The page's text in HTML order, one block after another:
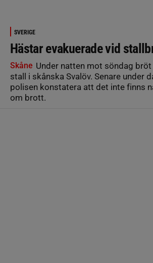
SVERIGE
Hästar evakuerade vid
Skåne Under natten mot söndag
stall i skånska Svalöv. Senare under
polisen konstatera att det inte finns
om brott.